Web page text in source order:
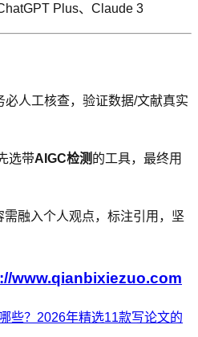
Plus、Claude 3
必人工核查，验证数据/文献真实
选带AIGC检测的工具，最终用
需融入个人观点，标注引用，坚
www.qianbixiezuo.com
些？2026年精选11款写论文的